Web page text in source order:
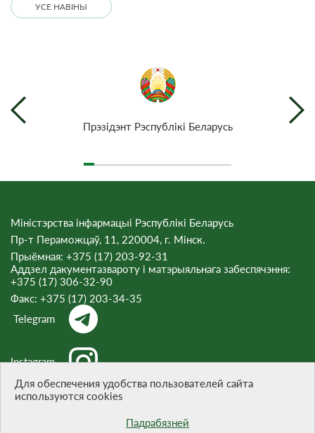
УСЕ НАВІНЫ
Прэзiдэнт Рэспублiкi Беларусь
Міністэрства інфармацыі Рэспублікі Беларусь
Пр-т Пераможцаў, 11, 220004, г. Мінск.
Прыёмная: +375 (17) 203-92-31
Аддзел дакументазвароту і матэрыяльнага забеспячэння:
+375 (17) 306-32-90
Факс: +375 (17) 203-34-35
Telegram
Instagram
Threads
Для обеспечения удобства пользователей сайта
используются cookies
Падрабязней